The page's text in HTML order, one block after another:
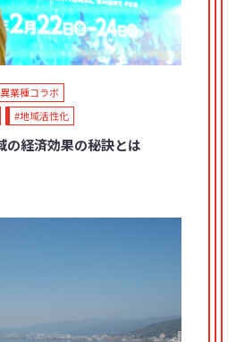
業種コラボ
#地域活性化
の経済効果の秘訣とは